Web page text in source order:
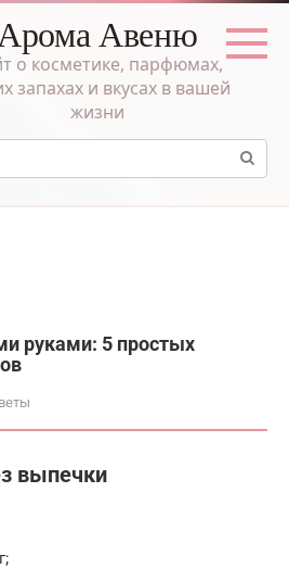
Авеню
о косметике, парфюмах,
запахах и вкусах в вашей
жизни
руками: 5 простых
выпечки